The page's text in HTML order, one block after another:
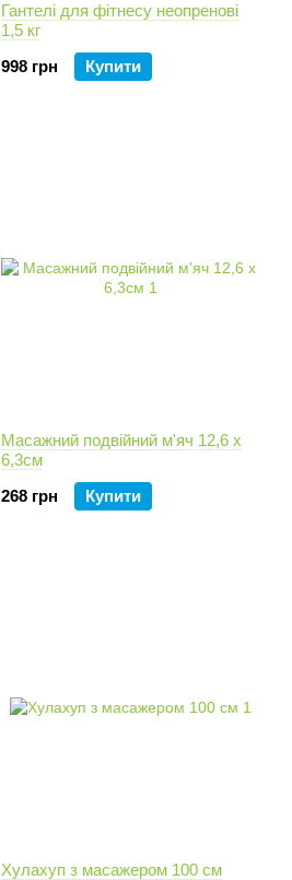
Гантелі для фітнесу неопренові
1,5 кг
998 грн
Купити
Масажний подвійний м'яч 12,6 х
6,3см
268 грн
Купити
Хулахуп з масажером 100 см